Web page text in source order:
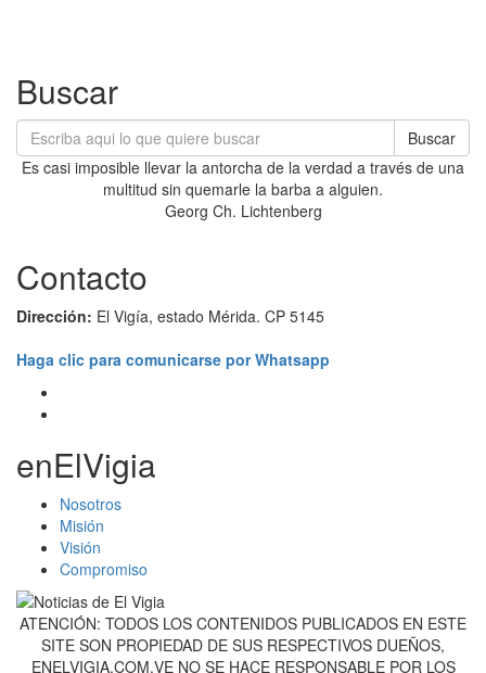
Buscar
Buscar
Es casi imposible llevar la antorcha de la verdad a través de una
multitud sin quemarle la barba a alguien.
Georg Ch. Lichtenberg
Contacto
Dirección: El Vigía, estado Mérida. CP 5145
Haga clic para comunicarse por Whatsapp
enElVigia
Nosotros
Misión
Visión
Compromiso
ATENCIÓN: TODOS LOS CONTENIDOS PUBLICADOS EN ESTE
SITE SON PROPIEDAD DE SUS RESPECTIVOS DUEÑOS,
ENELVIGIA.COM.VE NO SE HACE RESPONSABLE POR LOS